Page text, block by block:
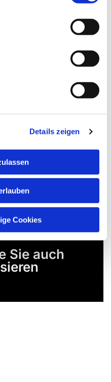
Details zeigen
Cookies
Sie auch